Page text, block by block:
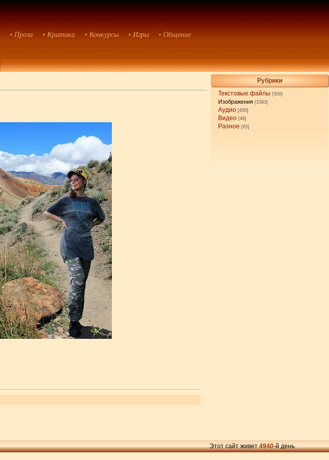
• Проза • Критика • Конкурсы • Игры • Общение
Рубрики
Текстовые файлы [500]
Изображения [3393]
Аудио [450]
Видео [48]
Разное [65]
Этот сайт живет4940-й день